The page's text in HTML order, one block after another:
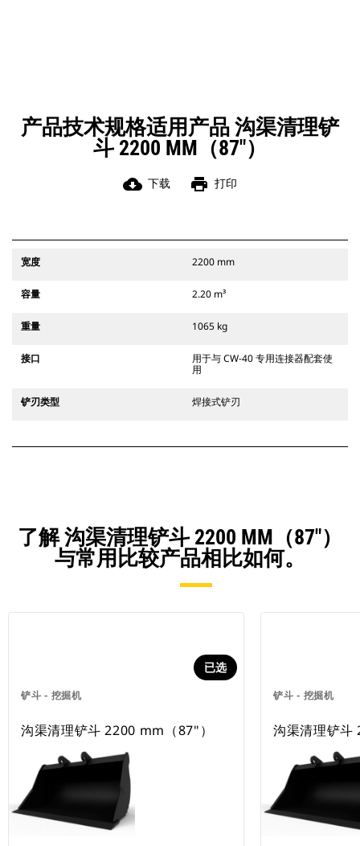
产品技术规格适用产品 沟渠清理铲
斗 2200 MM（87"）
cloud_download 下载 print 打印
宽度 2200 mm
容量 2.20 m³
重量 1065 kg
接口
用于与 CW-40 专用连接器配套使
用
铲刃类型 焊接式铲刃
了解 沟渠清理铲斗 2200 MM（87"）
与常用比较产品相比如何。
铲斗 - 挖掘机
已选
沟渠清理铲斗 2200 mm（87"）
铲斗 - 挖掘机
沟渠清理铲